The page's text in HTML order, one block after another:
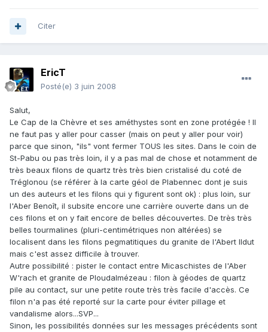
Citer
EricT
Posté(e) 3 juin 2008
Salut,
Le Cap de la Chèvre et ses améthystes sont en zone protégée ! Il
ne faut pas y aller pour casser (mais on peut y aller pour voir)
parce que sinon, "ils" vont fermer TOUS les sites. Dans le coin de
St-Pabu ou pas très loin, il y a pas mal de chose et notamment de
très beaux filons de quartz très très bien cristalisé du coté de
Tréglonou (se référer à la carte géol de Plabennec dont je suis
un des auteurs et les filons qui y figurent sont ok) : plus loin, sur
l'Aber Benoît, il subsite encore une carrière ouverte dans un de
ces filons et on y fait encore de belles découvertes. De très très
belles tourmalines (pluri-centimétriques non altérées) se
localisent dans les filons pegmatitiques du granite de l'Abert Ildut
mais c'est assez difficile à trouver.
Autre possibilité : pister le contact entre Micaschistes de l'Aber
W'rach et granite de Ploudalmézeau : filon à géodes de quartz
pile au contact, sur une petite route très très facile d'accès. Ce
filon n'a pas été reporté sur la carte pour éviter pillage et
vandalisme alors...SVP...
Sinon, les possibilités données sur les messages précédents sont